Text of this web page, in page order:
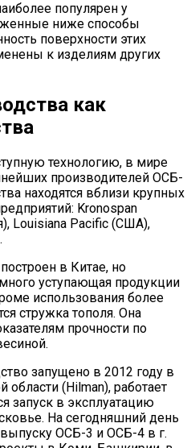
популярен у
ниже способы
поверхности этих
к изделиям других
как
технологию, в мире
производителей ОСБ-
находятся вблизи крупных
Kronospan
Louisiana Pacific (США),
в Китае, но
уступающая продукции
использования более
стружка тополя. Она
прочности по
запущено в 2012 году в
(Hilman), работает
запуск в эксплуатацию
На сегодняшний день
выпуску ОСБ-3 и ОСБ-4 в г.